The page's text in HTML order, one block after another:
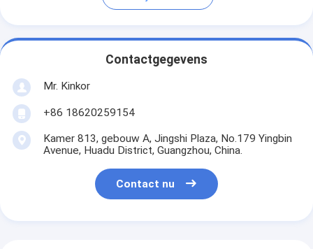
Contactgegevens
Mr. Kinkor
+86 18620259154
Kamer 813, gebouw A, Jingshi Plaza, No.179 Yingbin
Avenue, Huadu District, Guangzhou, China.
Contact nu